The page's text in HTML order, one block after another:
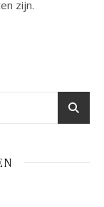
zijn.